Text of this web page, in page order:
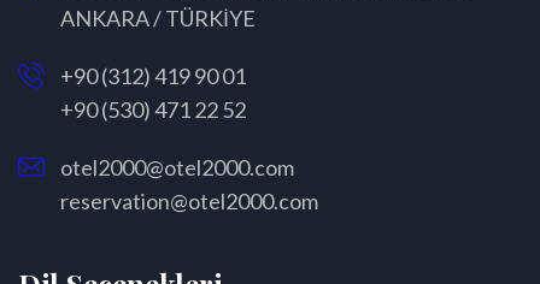
ANKARA / TÜRKİYE
+90 (312) 419 90 01
+90 (530) 471 22 52
otel2000@otel2000.com
reservation@otel2000.com